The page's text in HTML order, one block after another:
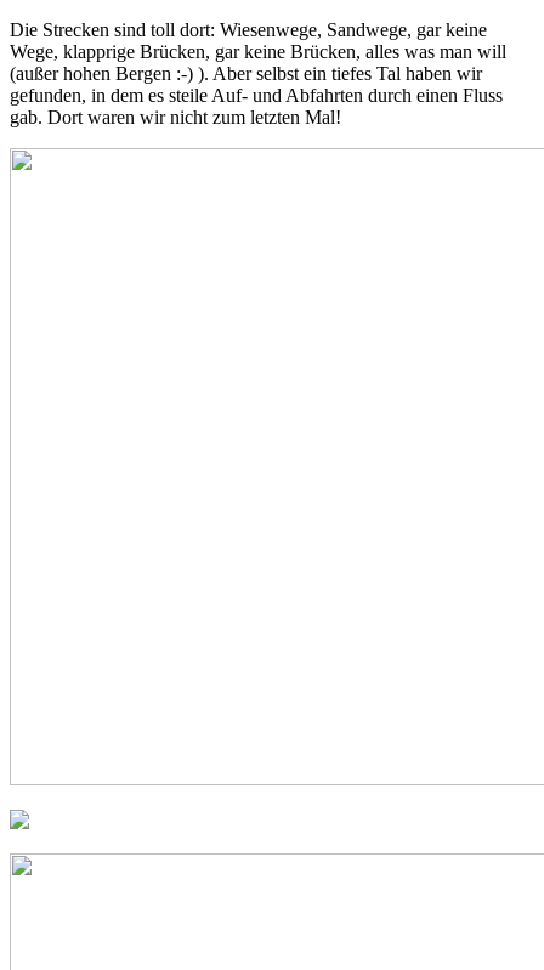
Die Strecken sind toll dort: Wiesenwege, Sandwege, gar keine
Wege, klapprige Brücken, gar keine Brücken, alles was man will
(außer hohen Bergen :-) ). Aber selbst ein tiefes Tal haben wir
gefunden, in dem es steile Auf- und Abfahrten durch einen Fluss
gab. Dort waren wir nicht zum letzten Mal!